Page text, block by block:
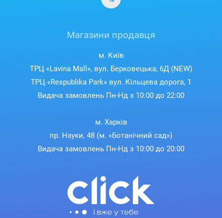
Магазини продавця
м. Київ
ТРЦ «Lavina Mall», вул. Берковецька, 6Д (NEW)
ТРЦ «Respublika Park» вул. Кільцева дорога, 1
Видача замовлень Пн-Нд з 10:00 до 22:00
м. Харків
пр. Науки, 48 (м. «Ботанічний сад»)
Видача замовлень Пн-Нд з 10:00 до 20:00